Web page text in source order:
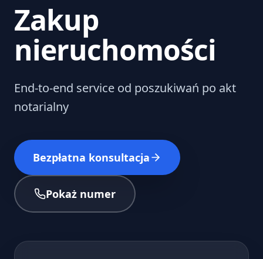
Zakup
nieruchomości
End-to-end service od poszukiwań po akt
notarialny
Bezpłatna konsultacja
Pokaż numer